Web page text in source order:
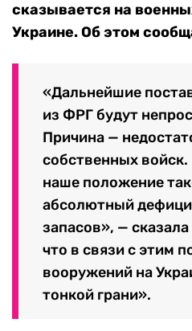
сказывается на
Украине. Об этом
«Дальнейшие
из ФРГ будут
Причина —
собственных
наше положение
абсолютный
запасов», —
что в связи с этим
вооружений на
тонкой грани».